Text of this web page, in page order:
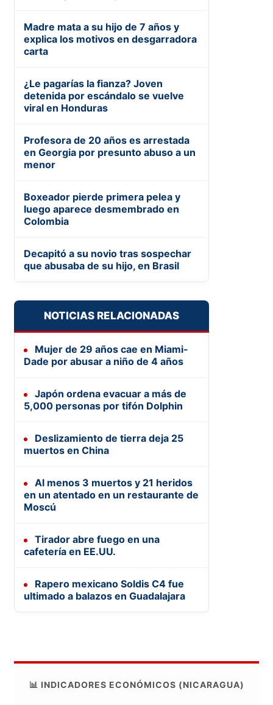
Madre mata a su hijo de 7 años y
explica los motivos en desgarradora
carta
¿Le pagarías la fianza? Joven
detenida por escándalo se vuelve
viral en Honduras
Profesora de 20 años es arrestada
en Georgia por presunto abuso a un
menor
Boxeador pierde primera pelea y
luego aparece desmembrado en
Colombia
Decapitó a su novio tras sospechar
que abusaba de su hijo, en Brasil
NOTICIAS RELACIONADAS
Mujer de 29 años cae en Miami-
Dade por abusar a niño de 4 años
Japón ordena evacuar a más de
5,000 personas por tifón Dolphin
Deslizamiento de tierra deja 25
muertos en China
Al menos 3 muertos y 21 heridos
en un atentado en un restaurante de
Moscú
Tirador abre fuego en una
cafetería en EE.UU.
Rapero mexicano Soldis C4 fue
ultimado a balazos en Guadalajara
📊 INDICADORES ECONÓMICOS (NICARAGUA)